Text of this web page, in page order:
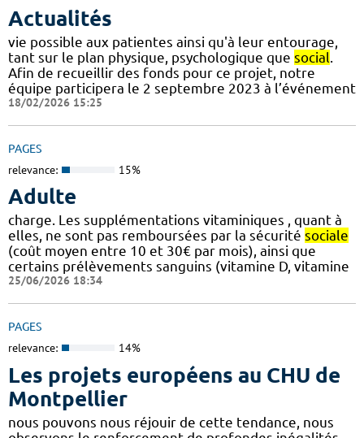
Actualités
vie possible aux patientes ainsi qu'à leur entourage,
tant sur le plan physique, psychologique que social.
Afin de recueillir des fonds pour ce projet, notre
équipe participera le 2 septembre 2023 à l’événement
18/02/2026 15:25
PAGES
relevance: 15%
Adulte
charge. Les supplémentations vitaminiques , quant à
elles, ne sont pas remboursées par la sécurité sociale
(coût moyen entre 10 et 30€ par mois), ainsi que
certains prélèvements sanguins (vitamine D, vitamine
25/06/2026 18:34
PAGES
relevance: 14%
Les projets européens au CHU de
Montpellier
nous pouvons nous réjouir de cette tendance, nous